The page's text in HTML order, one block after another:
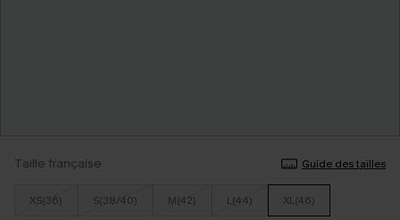
Taille française Guide des tailles
XS(36) S(38/40) M(42) L(44) XL(46)